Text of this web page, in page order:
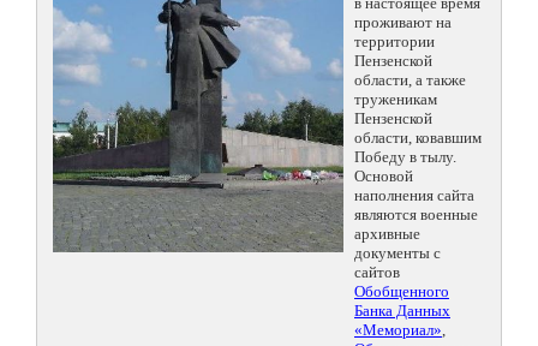
проживают на
территории
Пензенской
области, а также
труженикам
Пензенской
области, ковавшим
Победу в тылу.
Основой
наполнения сайта
являются военные
архивные
документы с
сайтов
Обобщенного
Банка Данных
«Мемориал»,